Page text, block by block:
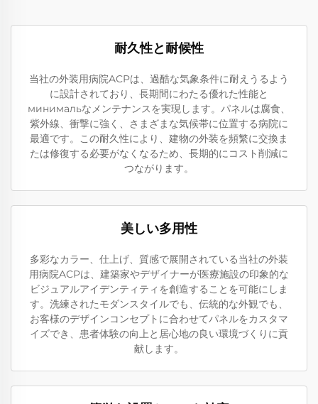
耐久性と耐候性
当社の外装用病院ACPは、過酷な気象条件に耐えうるよう
に設計されており、長期間にわたる優れた性能と
минимальなメンテナンスを実現します。パネルは腐食、
紫外線、衝撃に強く、さまざまな気候帯に位置する病院に
最適です。この耐久性により、建物の外装を頻繁に交換ま
たは修復する必要がなくなるため、長期的にコスト削減に
つながります。
美しい多用性
多彩なカラー、仕上げ、質感で展開されている当社の外装
用病院ACPは、建築家やデザイナーが医療施設の印象的な
ビジュアルアイデンティティを創造することを可能にしま
す。洗練されたモダンスタイルでも、伝統的な外観でも、
お客様のデザインコンセプトに合わせてパネルをカスタマ
イズでき、患者体験の向上と居心地の良い環境づくりに貢
献します。